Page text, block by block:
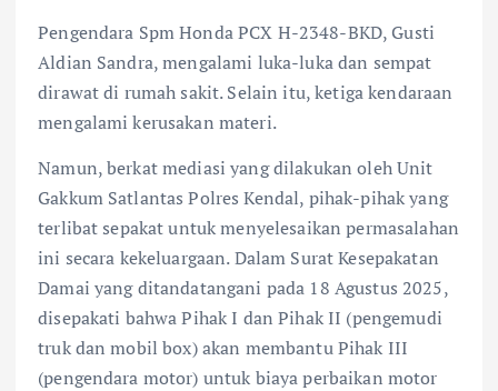
Pengendara Spm Honda PCX H-2348-BKD, Gusti
Aldian Sandra, mengalami luka-luka dan sempat
dirawat di rumah sakit. Selain itu, ketiga kendaraan
mengalami kerusakan materi.
Namun, berkat mediasi yang dilakukan oleh Unit
Gakkum Satlantas Polres Kendal, pihak-pihak yang
terlibat sepakat untuk menyelesaikan permasalahan
ini secara kekeluargaan. Dalam Surat Kesepakatan
Damai yang ditandatangani pada 18 Agustus 2025,
disepakati bahwa Pihak I dan Pihak II (pengemudi
truk dan mobil box) akan membantu Pihak III
(pengendara motor) untuk biaya perbaikan motor